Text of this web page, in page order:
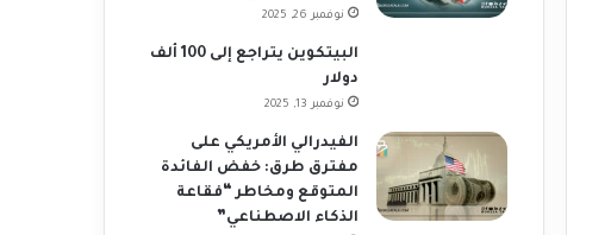
نوفمبر 26, 2025
البيتكوين يتراجع إلى 100 ألف
دولار
نوفمبر 13, 2025
الفيدرالي الأمريكي على
مفترق طرق: خفض الفائدة
المتوقع ومخاطر “فقاعة
الذكاء الاصطناعي”